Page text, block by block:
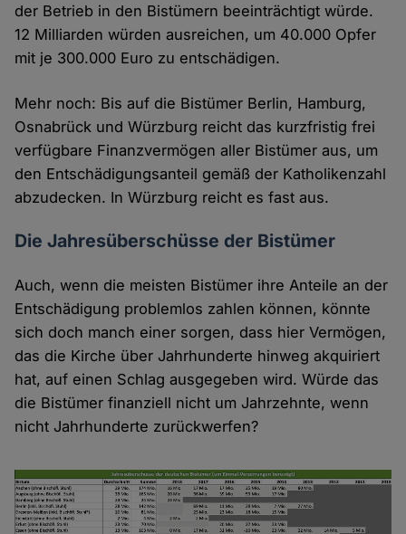
der Betrieb in den Bistümern beeinträchtigt würde.
12 Milliarden würden ausreichen, um 40.000 Opfer
mit je 300.000 Euro zu entschädigen.
Mehr noch: Bis auf die Bistümer Berlin, Hamburg,
Osnabrück und Würzburg reicht das kurzfristig frei
verfügbare Finanzvermögen aller Bistümer aus, um
den Entschädigungsanteil gemäß der Katholikenzahl
abzudecken. In Würzburg reicht es fast aus.
Die Jahresüberschüsse der Bistümer
Auch, wenn die meisten Bistümer ihre Anteile an der
Entschädigung problemlos zahlen können, könnte
sich doch manch einer sorgen, dass hier Vermögen,
das die Kirche über Jahrhunderte hinweg akquiriert
hat, auf einen Schlag ausgegeben wird. Würde das
die Bistümer finanziell nicht um Jahrzehnte, wenn
nicht Jahrhunderte zurückwerfen?